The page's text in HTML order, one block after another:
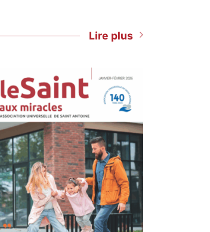
Lire plus